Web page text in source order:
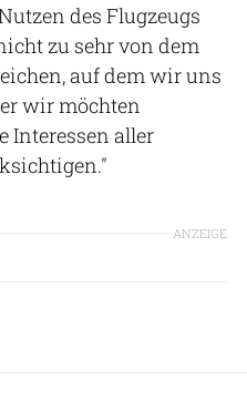
des Flugzeugs
zu sehr von dem
auf dem wir uns
wir möchten
Interessen aller
ANZEIGE